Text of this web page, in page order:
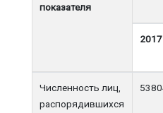
показателя
2017
Численность лиц,
распорядившихся